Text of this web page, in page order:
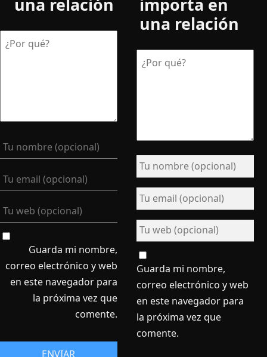
una relación
Guarda mi nombre,
correo electrónico y web
en este navegador para
la próxima vez que
comente.
importa en
una relación
Guarda mi nombre,
correo electrónico y web
en este navegador para
la próxima vez que
comente.